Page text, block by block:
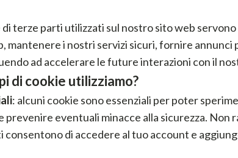
di terze parti utilizzati sul nostro sito web
mantenere i nostri servizi sicuri, fornire
ad accelerare le future interazioni con il
di cookie utilizziamo?
: alcuni cookie sono essenziali per poter
prevenire eventuali minacce alla sicurezza. Non
consentono di accedere al tuo account e